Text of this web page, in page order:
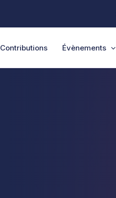
Contributions Évènements